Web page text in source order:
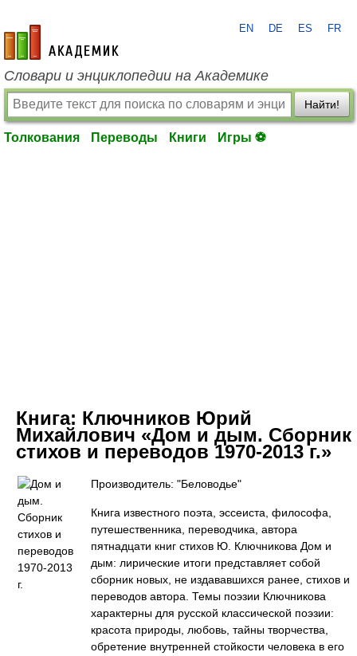
academic.ru
EN DE ES FR
Словари и энциклопедии на Академике
Найти!
Толкования Переводы Книги Игры ⚽
Книга: Ключников Юрий
Михайлович «Дом и дым. Сборник
стихов и переводов 1970-2013 г.»
Производитель: "Беловодье"
Книга известного поэта, эссеиста, философа,
путешественника, переводчика, автора
пятнадцати книг стихов Ю. Ключникова Дом и
дым: лирические итоги представляет собой
сборник новых, не издававшихся ранее, стихов и
переводов автора. Темы поэзии Ключникова
характерны для русской классической поэзии:
красота природы, любовь, тайны творчества,
обретение внутренней стойкости человека в его